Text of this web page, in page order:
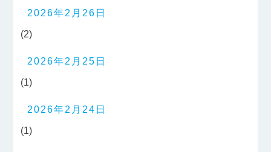
2026年2月26日
(2)
2026年2月25日
(1)
2026年2月24日
(1)